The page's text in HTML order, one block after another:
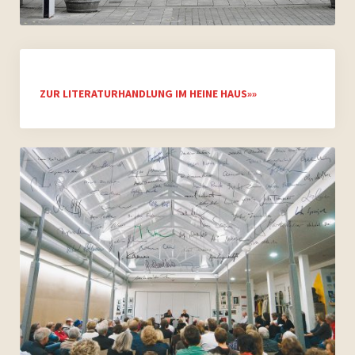
Videos
Presse
Vermietung
Kontakt
Impressum
ZUR LITERATURHANDLUNG IM HEINE HAUS»»